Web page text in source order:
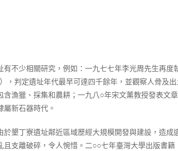
有不少相關研究，例如：一九七七年李光周先生再
），判定遺址年代最早可達四千餘年，並觀察人骨及
含漁獵、採集和農耕；一九八○年宋文薰教授發表文
屬新石器時代。
於墾丁寮遺址鄰近區域歷經大規模開發與建設，造
且支離破碎，令人惋惜。二○○七年臺灣大學出版書